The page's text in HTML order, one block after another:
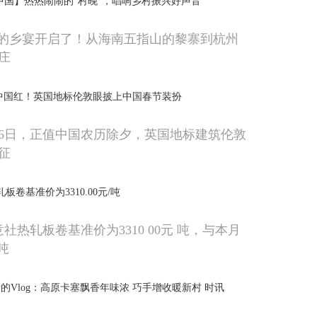
乡宴开启了！从海南五指山的黎寨到杭州
国红！英国地标伦敦眼披上中国春节装扮
日，正值中国农历除夕，英国地标建筑伦敦
板卷基准价为3310.00元/吨
热轧板卷基准价为3310 00元 吨，与本月
Vlog：高原卡塞飘香年味浓 巧手增收暖新村 时讯